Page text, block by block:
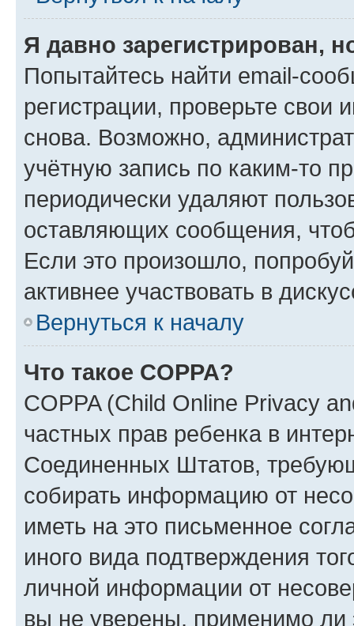
Я давно зарегистрирован,
Попытайтесь найти email-
регистрации, проверьте свои
снова. Возможно,
учётную запись по каким-то
периодически удаляют
оставляющих сообщения,
Если это произошло,
активнее участвовать в
Вернуться к началу
Что такое COPPA?
COPPA (Child Online Privacy
частных прав ребенка в
Соединенных Штатов,
собирать информацию от
иметь на это письменное
иного вида подтверждения
личной информации от
вы не уверены, применимо ли